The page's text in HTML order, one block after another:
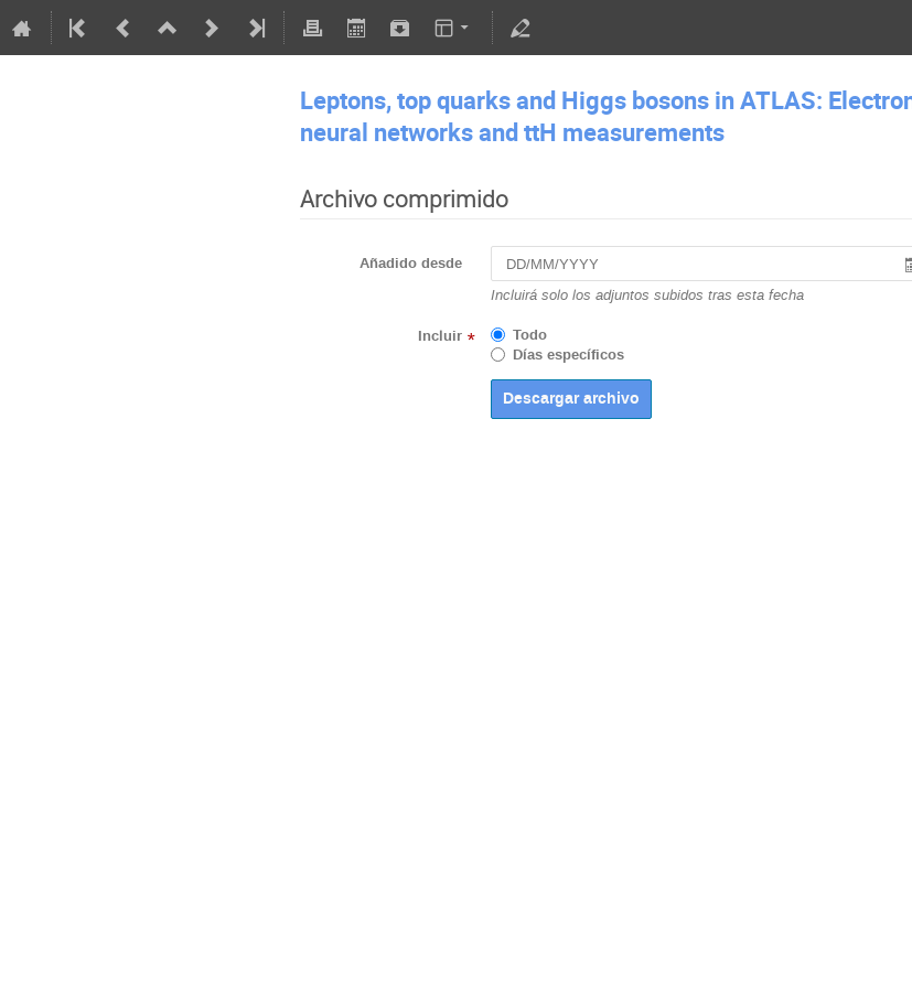
Leptons, top quarks and Higgs bosons in ATLAS:
neural networks and ttH measurements
Archivo comprimido
Añadido desde
Incluirá solo los adjuntos subidos tras esta fecha
Incluir *
Todo
Días específicos